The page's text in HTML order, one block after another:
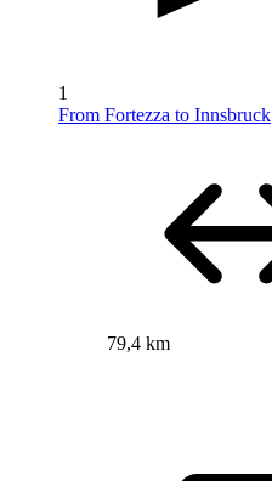
1
From Fortezza to Innsbruck
79,4 km